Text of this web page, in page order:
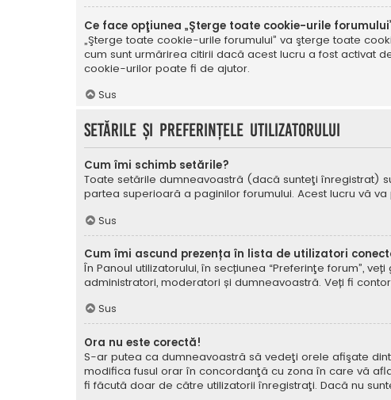
Ce face opţiunea „Şterge toate cookie-urile
„Şterge toate cookie-urile forumului” va şterge toate
cum sunt urmărirea citirii dacă acest lucru a fost activat
cookie-urilor poate fi de ajutor.
Sus
Setările şi preferinţele utilizatorului
Cum îmi schimb setările?
Toate setările dumneavoastră (dacă sunteţi înregistrat)
partea superioară a paginilor forumului. Acest lucru vă
Sus
Cum îmi ascund prezența în lista de utilizatori
În Panoul utilizatorului, în secțiunea “Preferinţe forum”,
administratori, moderatori și dumneavoastră. Veți fi
Sus
Ora nu este corectă!
S-ar putea ca dumneavoastră să vedeţi orele afişate
modifica fusul orar în concordanţă cu zona în care vă
fi făcută doar de către utilizatorii înregistraţi. Dacă nu